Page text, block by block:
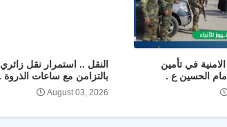
في تأمين
الحسين ع .
النقل .. استمرار نقل زائري
بالتزامن مع ساعات الذروة .
August 03, 2026